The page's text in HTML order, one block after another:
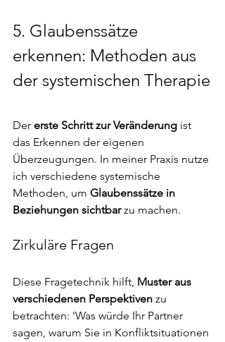
5. Glaubenssätze
erkennen: Methoden aus
der systemischen Therapie
Der erste Schritt zur Veränderung ist
das Erkennen der eigenen
Überzeugungen. In meiner Praxis nutze
ich verschiedene systemische
Methoden, um Glaubenssätze in
Beziehungen sichtbar zu machen.
Zirkuläre Fragen
Diese Fragetechnik hilft, Muster aus
verschiedenen Perspektiven zu
betrachten: 'Was würde Ihr Partner
sagen, warum Sie in Konfliktsituationen